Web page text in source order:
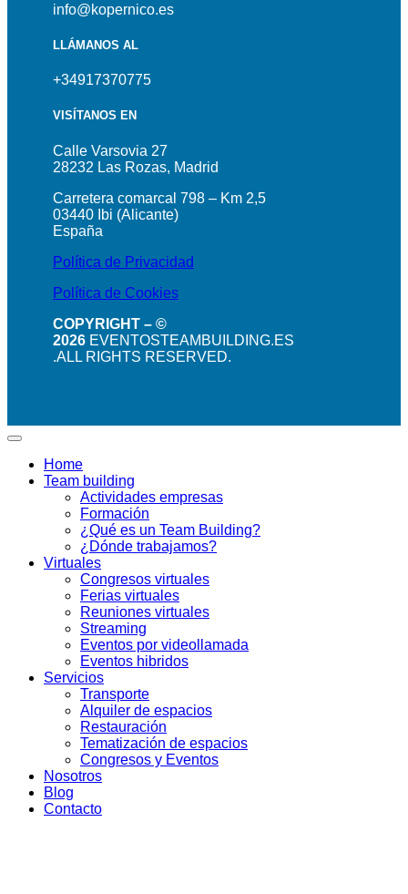
info@kopernico.es
LLÁMANOS AL
+34917370775
VISÍTANOS EN
Calle Varsovia 27
28232 Las Rozas, Madrid
Carretera comarcal 798 – Km 2,5
03440 Ibi (Alicante)
España
Política de Privacidad
Política de Cookies
COPYRIGHT – ©
2026 EVENTOSTEAMBUILDING.ES
.ALL RIGHTS RESERVED.
Home
Team building
Actividades empresas
Formación
¿Qué es un Team Building?
¿Dónde trabajamos?
Virtuales
Congresos virtuales
Ferias virtuales
Reuniones virtuales
Streaming
Eventos por videollamada
Eventos hibridos
Servicios
Transporte
Alquiler de espacios
Restauración
Tematización de espacios
Congresos y Eventos
Nosotros
Blog
Contacto